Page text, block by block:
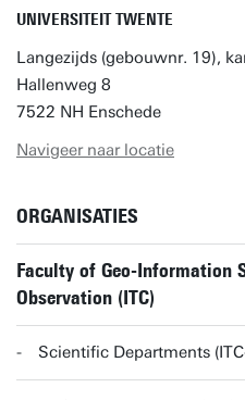
UNIVERSITEIT TWENTE
Langezijds (gebouwnr. 19),
Hallenweg 8
7522 NH Enschede
Navigeer naar locatie
ORGANISATIES
Faculty of Geo-Information
Observation (ITC)
Scientific Departments